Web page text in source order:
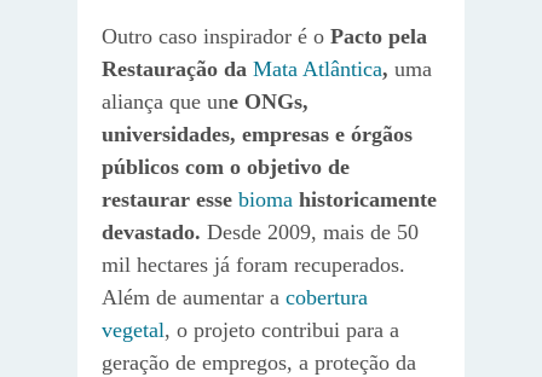
Outro caso inspirador é o Pacto pela
Restauração da Mata Atlântica, uma
aliança que une ONGs,
universidades, empresas e órgãos
públicos com o objetivo de
restaurar esse bioma historicamente
devastado. Desde 2009, mais de 50
mil hectares já foram recuperados.
Além de aumentar a cobertura
vegetal, o projeto contribui para a
geração de empregos, a proteção da